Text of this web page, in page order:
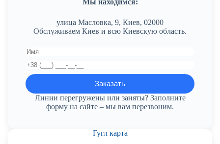
улица Масловка, 9, Киев, 02000
Обслуживаем Киев и всю Киевскую область.
Линии перегружены или заняты? Заполните
форму на сайте – мы вам перезвоним.
Гугл карта